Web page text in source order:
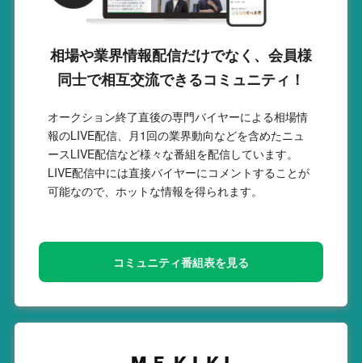
相場や業界情報配信だけでなく、会員様
同士で相互交流できるコミュニティ！
オークション終了直後の専門バイヤーによる相場情
報のLIVE配信、月1回の業界動向などを含めたニュ
ースLIVE配信など様々な番組を配信しています。
LIVE配信中には直接バイヤーにコメントすることが
可能なので、ホットな情報を得られます。
コミュニティ番組表を見る